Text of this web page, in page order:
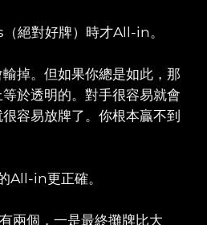
絕對好牌）時才All-in。
掉。但如果你總是如此，那
於透明的。對手很容易就會
容易放牌了。你根本贏不到
All-in更正確。
兩個，一是最終攤牌比大